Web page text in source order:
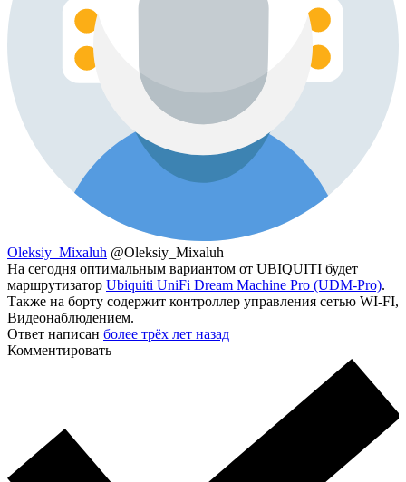
Oleksiy_Mixaluh @Oleksiy_Mixaluh
На сегодня оптимальным вариантом от UBIQUITI будет
маршрутизатор Ubiquiti UniFi Dream Machine Pro (UDM-Pro).
Также на борту содержит контроллер управления сетью WI-FI,
Видеонаблюдением.
Ответ написан более трёх лет назад
Комментировать